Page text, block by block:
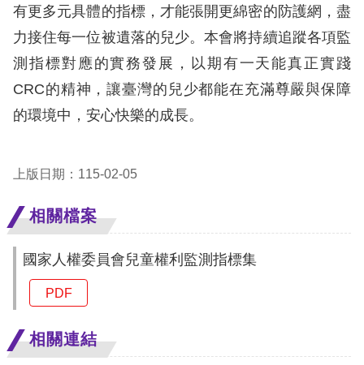
網
安
政
策
權
有更多元具體的指標，才能張開更綿密的防護網，盡
力接住每一位被遺落的兒少。本會將持續追蹤各項監
測指標對應的實務發展，以期有一天能真正實踐
CRC的精神，讓臺灣的兒少都能在充滿尊嚴與保障
的環境中，安心快樂的成長。
上版日期：115-02-05
相關檔案
國家人權委員會兒童權利監測指標集
PDF
相關連結